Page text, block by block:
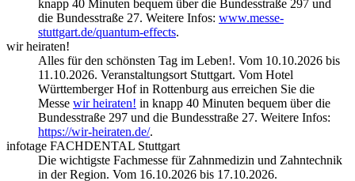
knapp 40 Minuten bequem über die Bundesstraße 297 und
die Bundesstraße 27. Weitere Infos: www.messe-
stuttgart.de/quantum-effects.
wir heiraten!
Alles für den schönsten Tag im Leben!. Vom 10.10.2026 bis
11.10.2026. Veranstaltungsort Stuttgart. Vom Hotel
Württemberger Hof in Rottenburg aus erreichen Sie die
Messe wir heiraten! in knapp 40 Minuten bequem über die
Bundesstraße 297 und die Bundesstraße 27. Weitere Infos:
https://wir-heiraten.de/.
infotage FACHDENTAL Stuttgart
Die wichtigste Fachmesse für Zahnmedizin und Zahntechnik
in der Region. Vom 16.10.2026 bis 17.10.2026.